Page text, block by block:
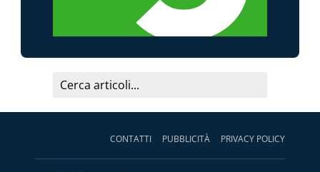
CONTATTI PUBBLICITÀ PRIVACY POLICY